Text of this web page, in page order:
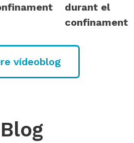
durant el
confinament
vídeoblog
Blog